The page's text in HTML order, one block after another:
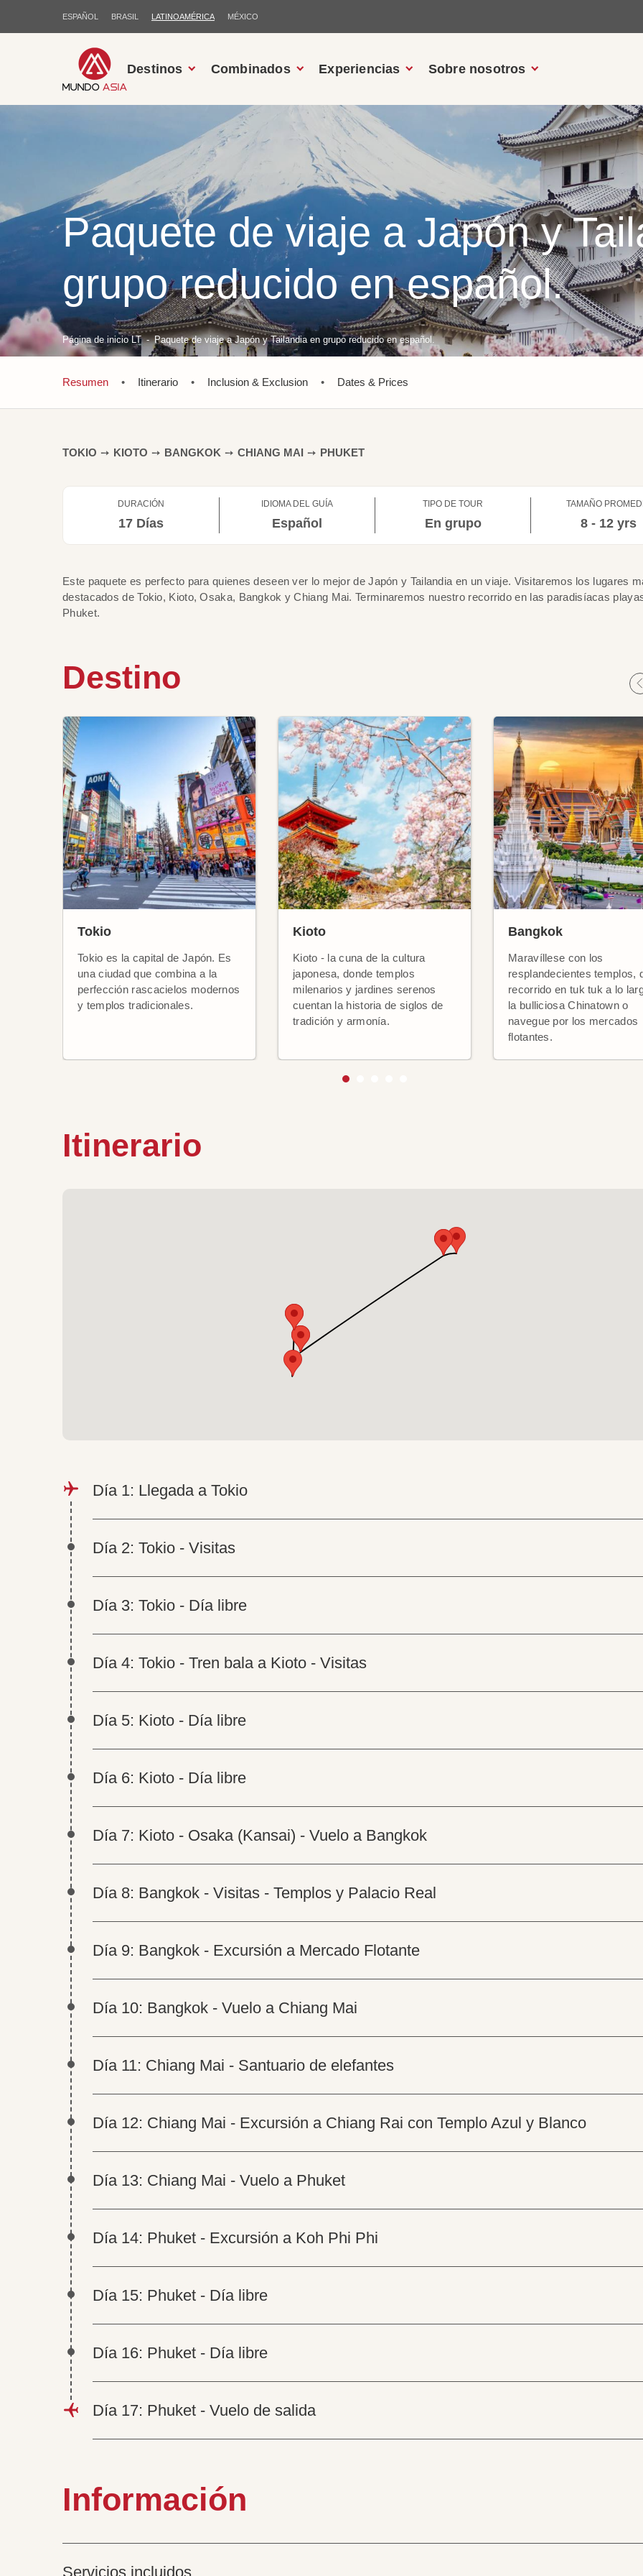
ESPAÑOL BRASIL LATINOAMÉRICA MÉXICO
Destinos Combinados Experiencias Sobre nosotros
Paquete de viaje a Japón y
grupo reducido en español.
Página de inicio LT Paquete de viaje a Japón y Tailandia en grupo reducido en español.
Resumen • Itinerario • Inclusion & Exclusion • Dates & Prices
TOKIO ➙ KIOTO ➙ BANGKOK ➙ CHIANG MAI ➙ PHUKET
DURACIÓN
17 Días
IDIOMA DEL GUÍA
Español
TIPO DE TOUR
En grupo
TAMAÑO
8 - 12 yrs
Este paquete es perfecto para quienes deseen ver lo mejor de Japón y Tailandia en un viaje. Visitaremos los lugares
destacados de Tokio, Kioto, Osaka, Bangkok y Chiang Mai. Terminaremos nuestro recorrido en las paradisíacas
Phuket.
Destino
Tokio
Tokio es la capital de Japón. Es
una ciudad que combina a la
perfección rascacielos modernos
y templos tradicionales.
Kioto
Kioto - la cuna de la cultura
japonesa, donde templos
milenarios y jardines serenos
cuentan la historia de siglos de
tradición y armonía.
Bangkok
Maravíllese con los
resplandecientes templos,
recorrido en tuk tuk a lo
la bulliciosa Chinatown o
navegue por los mercados
flotantes.
Itinerario
Día 1: Llegada a Tokio
Día 2: Tokio - Visitas
Día 3: Tokio - Día libre
Día 4: Tokio - Tren bala a Kioto - Visitas
Día 5: Kioto - Día libre
Día 6: Kioto - Día libre
Día 7: Kioto - Osaka (Kansai) - Vuelo a Bangkok
Día 8: Bangkok - Visitas - Templos y Palacio Real
Día 9: Bangkok - Excursión a Mercado Flotante
Día 10: Bangkok - Vuelo a Chiang Mai
Día 11: Chiang Mai - Santuario de elefantes
Día 12: Chiang Mai - Excursión a Chiang Rai con Templo Azul y Blanco
Día 13: Chiang Mai - Vuelo a Phuket
Día 14: Phuket - Excursión a Koh Phi Phi
Día 15: Phuket - Día libre
Día 16: Phuket - Día libre
Día 17: Phuket - Vuelo de salida
Información
Servicios incluidos